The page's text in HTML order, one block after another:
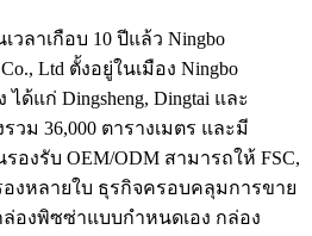
วลาเกือบ 10 ปีแล้ว Ningbo
Ltd ตั้งอยู่ในเมือง Ningbo
ด้แก่ Dingsheng, Dingtai และ
วม 36,000 ตารางเมตร และมี
องรับ OEM/ODM สามารถให้ FSC,
องหลายใบ ธุรกิจครอบคลุมการขาย
องพิซซ่าแบบกำหนดเอง กล่อง